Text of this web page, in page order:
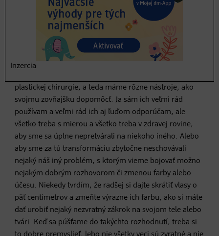
Čiže pre teba je krása
prirodzenosť?
Určite. Ja sa nebránim, ani keď človek má nejaké defekty
– či už vlasové, na svojom tele alebo na tvári. Veď dnes
plastickej chirurgie, a teda máme rôzne nástroje, ako
svojmu zovňajšku dopomôcť. Ja sám ich veľmi rád
používam a veľmi rád ich aj ľuďom odporúčam, ale
všetko treba s mierou a všetko treba v zdravej rovine,
aby sme sa úplne nepretvárali na niekoho iného. Alebo
aby sme za tú transformáciu zbytočne neschovávali
nejaký náš iný problém, s ktorým vieme bojovať možno
nejakým dobrým rozhovorom či zmenou farby alebo
účesu. Niekedy tvrdím, že radšej si dajte skrátiť vlasy o
päť centimetrov a zmeňte výrazne ich farbu, ako si máte
dať urobiť nejaký nezvratný zákrok na svojom tele alebo
tvári. Keď sa púšťame do takýchto rozhodnutí, treba si
Inzercia